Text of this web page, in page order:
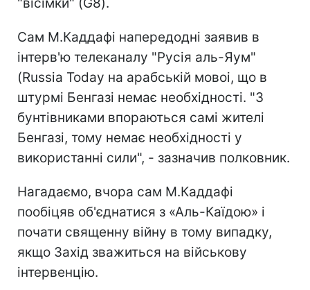
Сам М.Каддафі напередодні заявив в
інтерв'ю телеканалу "Русія аль-Яум"
(Russia Today на арабській мовоі, що в
штурмі Бенгазі немає необхідності. "З
бунтівниками впораються самі жителі
Бенгазі, тому немає необхідності у
використанні сили", - зазначив полковник.
Нагадаємо, вчора сам М.Каддафі
пообіцяв об'єднатися з «Аль-Каїдою» і
почати священну війну в тому випадку,
якщо Захід зважиться на військову
інтервенцію.